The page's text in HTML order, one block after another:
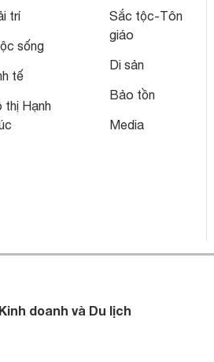
trí
sống
tế
thị Hạnh
Sắc tộc-Tôn
giáo
Di sản
Bảo tồn
Media
doanh và Du lịch